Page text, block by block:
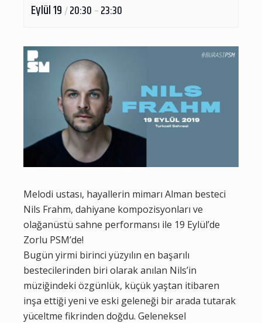
Eylül 19 /20:30 – 23:30
Melodi ustası, hayallerin mimarı Alman besteci
Nils Frahm, dahiyane kompozisyonları ve
olağanüstü sahne performansı ile 19 Eylül’de
Zorlu PSM’de!
Bugün yirmi birinci yüzyılın en başarılı
bestecilerinden biri olarak anılan Nils’in
müziğindeki özgünlük, küçük yaştan itibaren
inşa ettiği yeni ve eski geleneği bir arada tutarak
yüceltme fikrinden doğdu. Geleneksel